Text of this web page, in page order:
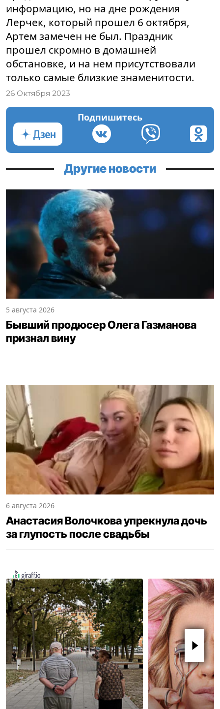
информацию, но на дне рождения
Лерчек, который прошел 6 октября,
Артем замечен не был. Праздник
прошел скромно в домашней
обстановке, и на нем присутствовали
только самые близкие знаменитости.
26 Октября 2023
Подпишитесь
Другие новости
5 августа 2026
Бывший продюсер Олега Газманова
признал вину
6 августа 2026
Анастасия Волочкова упрекнула дочь
за глупость после свадьбы